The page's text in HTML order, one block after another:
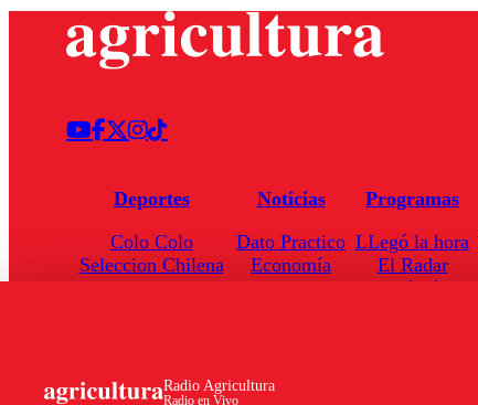
Radio Agricultura
Radio en Vivo
Deportes
Colo Colo
Seleccion Chilena
Noticias
Dato Practico
Economía
Programas
LLegó la hora
El Radar
Enfoqué Público